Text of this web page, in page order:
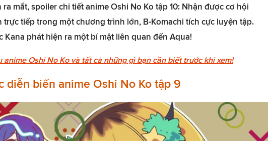
ra mắt, spoiler chi tiết anime Oshi No Ko tập 10: Nhận được cơ hội
trực tiếp trong một chương trình lớn, B-Komachi tích cực luyện tập.
Kana phát hiện ra một bí mật liên quan đến Aqua!
anime Oshi No Ko và tất cả những gì bạn cần biết trước khi xem!
diễn biến anime Oshi No Ko tập 9